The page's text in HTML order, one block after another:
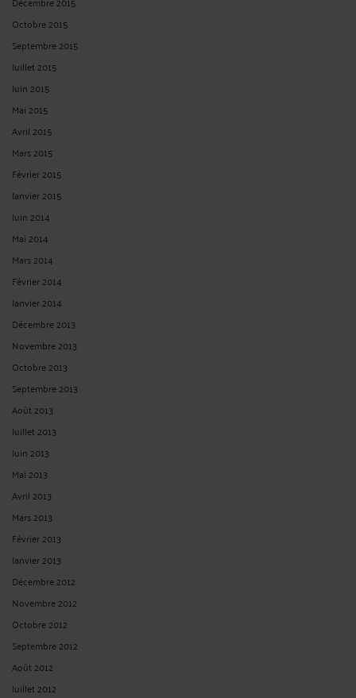
Octobre 2015
Septembre 2015
Juillet 2015
Juin 2015
Mai 2015
Avril 2015
Mars 2015
Février 2015
Janvier 2015
Juin 2014
Mai 2014
Mars 2014
Février 2014
Janvier 2014
Décembre 2013
Novembre 2013
Octobre 2013
Septembre 2013
Août 2013
Juillet 2013
Juin 2013
Mai 2013
Avril 2013
Mars 2013
Février 2013
Janvier 2013
Décembre 2012
Novembre 2012
Octobre 2012
Septembre 2012
Août 2012
Juillet 2012